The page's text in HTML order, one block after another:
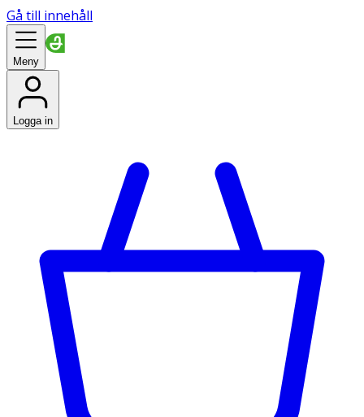
Gå till innehåll
Meny
Logga in